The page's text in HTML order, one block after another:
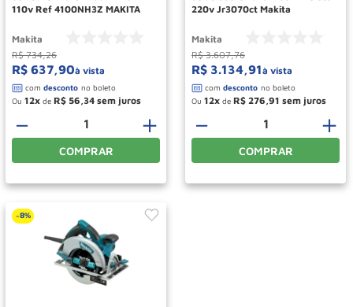
110v Ref 4100NH3Z MAKITA
Makita
R$ 734,26
R$ 637,90à vista
Ou 12 de R$ 56 34
＋
－
COMPRAR
220v Jr3070ct Makita
Makita
R$ 3.607,76
R$ 3.134,91à vista
Ou 12 de R$ 276 91
＋
－
COMPRAR
-8%